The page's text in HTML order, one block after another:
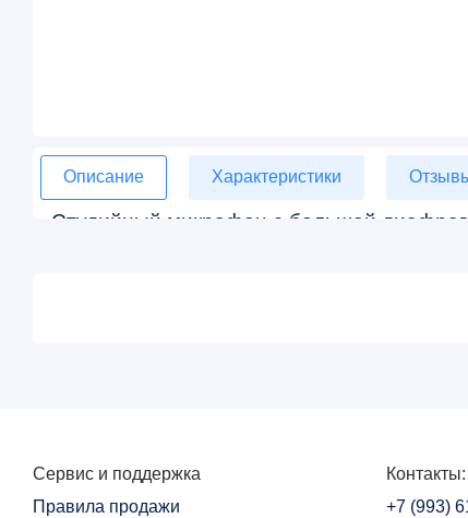
Описание Характеристики
Студийный микрофон с большой
Сервис и поддержка
Правила продажи
Контакты:
+7 (993)